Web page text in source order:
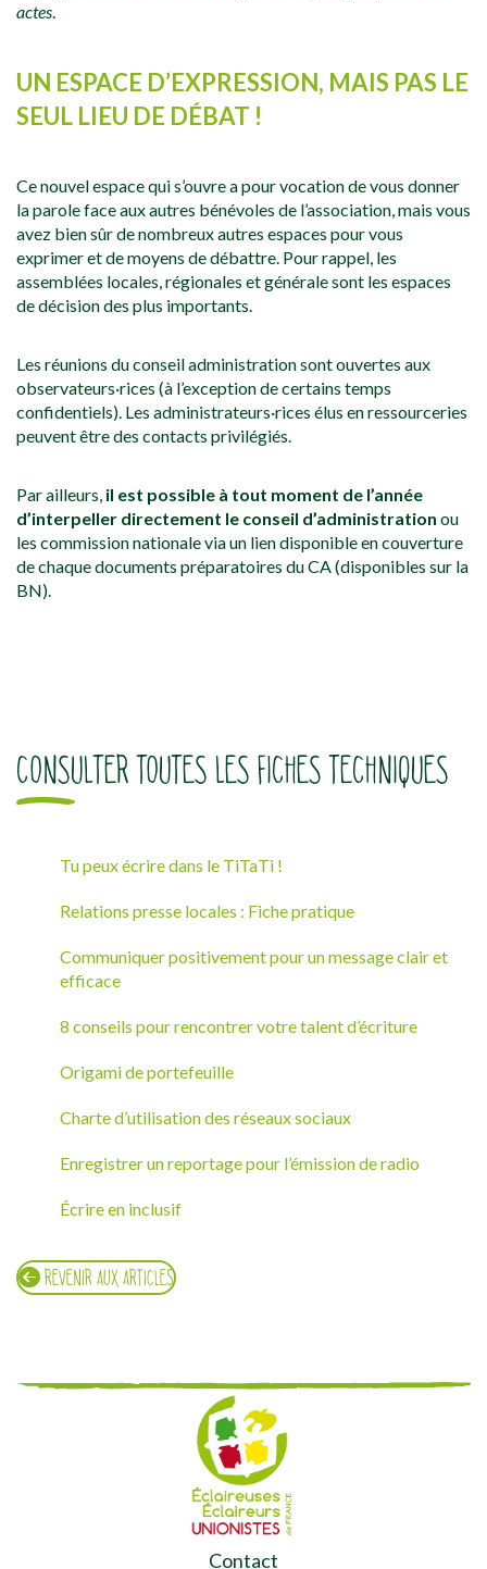
actes.
UN ESPACE D’EXPRESSION, MAIS PAS LE
SEUL LIEU DE DÉBAT !
Ce nouvel espace qui s’ouvre a pour vocation de vous donner
la parole face aux autres bénévoles de l’association, mais vous
avez bien sûr de nombreux autres espaces pour vous
exprimer et de moyens de débattre. Pour rappel, les
assemblées locales, régionales et générale sont les espaces
de décision des plus importants.
Les réunions du conseil administration sont ouvertes aux
observateurs·rices (à l’exception de certains temps
confidentiels). Les administrateurs·rices élus en ressourceries
peuvent être des contacts privilégiés.
Par ailleurs, il est possible à tout moment de l’année
d’interpeller directement le conseil d’administration ou
les commission nationale via un lien disponible en couverture
de chaque documents préparatoires du CA (disponibles sur la
BN).
CONSULTER TOUTES LES FICHES TECHNIQUES
Tu peux écrire dans le TiTaTi !
Relations presse locales : Fiche pratique
Communiquer positivement pour un message clair et
efficace
8 conseils pour rencontrer votre talent d’écriture
Origami de portefeuille
Charte d’utilisation des réseaux sociaux
Enregistrer un reportage pour l’émission de radio
Écrire en inclusif
REVENIR AUX ARTICLES
Contact